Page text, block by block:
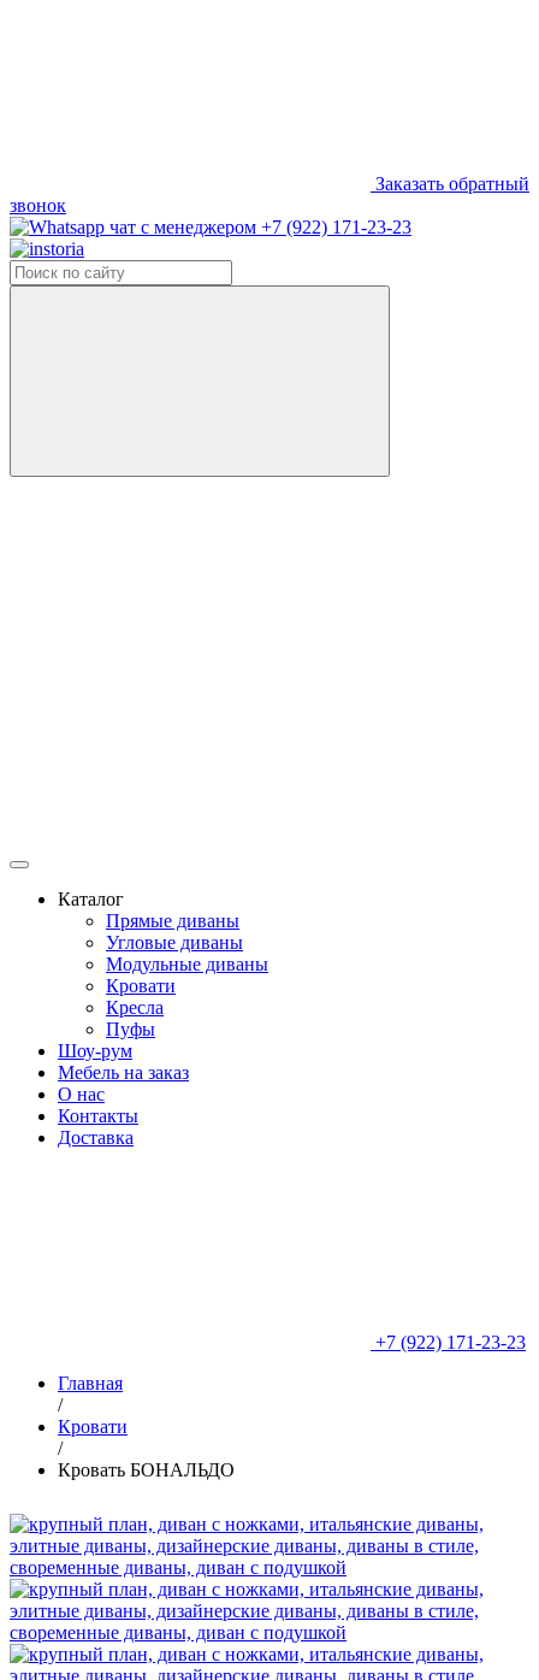
Заказать обратный
звонок
+7 (922) 171-23-23
Каталог
Прямые диваны
Угловые диваны
Модульные диваны
Кровати
Кресла
Пуфы
Шоу-рум
Мебель на заказ
О нас
Контакты
Доставка
+7 (922) 171-23-23
Главная
/
Кровати
/
Кровать БОНАЛЬДО